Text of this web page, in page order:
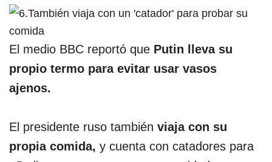
El medio BBC reportó que Putin lleva su
propio termo para evitar usar vasos
ajenos.
El presidente ruso también viaja con su
propia comida, y cuenta con catadores para